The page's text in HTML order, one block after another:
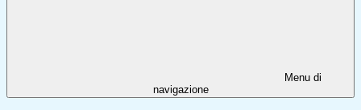
Menu di
navigazione